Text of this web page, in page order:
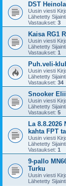
DST
Uusin viesti
Lähetetty
Vastaukset: 3
Kaisa RG1
Uusin viesti
Lähetetty
Vastaukset: 1
Puh.veli-
Uusin viesti
Lähetetty
Vastaukset: 34
Snooker
Uusin viesti
Lähetetty
Vastaukset: 5
La
kahta FPT
Uusin viesti
Lähetetty
Vastaukset: 1
9-pallo
Turku
Uusin viesti
Lähetetty